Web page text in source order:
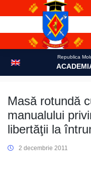
Republica
Masă rotundă
manualului
libertăţii la
2 decembrie 2011